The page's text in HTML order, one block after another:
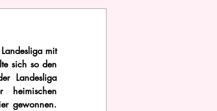
mit
sich so den
Landesliga
heimischen
gewonnen.